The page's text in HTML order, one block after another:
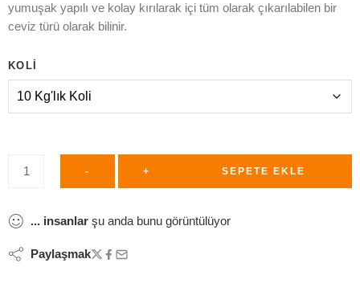
yumuşak yapılı ve kolay kırılarak içi tüm olarak çıkarılabilen bir
ceviz türü olarak bilinir.
KOLI
- + SEPETE EKLE
... insanlar şu anda bunu görüntülüyor
Paylaşmak